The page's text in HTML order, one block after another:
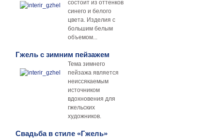
состоит из оттенков
синего и белого
цвета. Изделия с
большим белым
объемом...
Гжель с зимним пейзажем
Тема зимнего
пейзажа является
неиссякаемым
источником
вдохновения для
гжельских
художников.
Свадьба в стиле «Гжель»